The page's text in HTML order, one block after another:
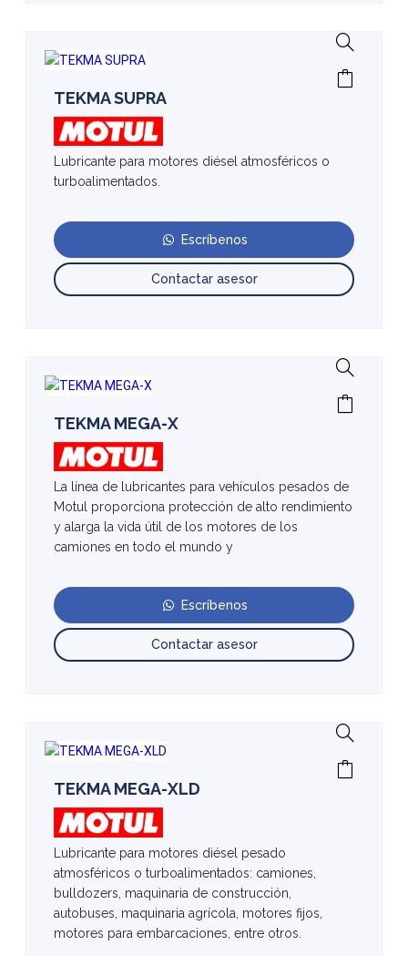
TEKMA SUPRA
Lubricante para motores diésel atmosféricos o
turboalimentados.
Escríbenos
Contactar asesor
TEKMA MEGA-X
La línea de lubricantes para vehículos pesados de
Motul proporciona protección de alto rendimiento
y alarga la vida útil de los motores de los
camiones en todo el mundo y
Escríbenos
Contactar asesor
TEKMA MEGA-XLD
Lubricante para motores diésel pesado
atmosféricos o turboalimentados: camiones,
bulldozers, maquinaria de construcción,
autobuses, maquinaria agrícola, motores fijos,
motores para embarcaciones, entre otros.